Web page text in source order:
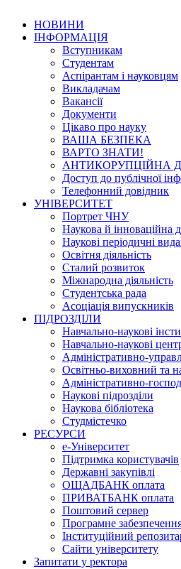
НОВИНИ
ІНФОРМАЦІЯ
Вступникам
Студентам
Аспірантам і науковцям
Викладачам
Вакансії
Документи
Цікаво про науку
ВАША БЕЗПЕКА
ВАРТО ЗНАТИ!
АНТИКОРУПЦІЙНА
Доступ до публічної
Телефонний довідник
УНІВЕРСИТЕТ
Портрет ЧНУ
Наукова й інноваційна
Наукові періодичні
Освітня діяльність
Сталий розвиток
Міжнародна діяльність
Студентська рада
Асоціація випускників
ПІДРОЗДІЛИ
Навчально-наукові
Навчально-наукові
Адміністративно-
Освітньо-виховний та
Адміністративно-
Наукові підрозділи
Наукова бібліотека
Студмістечко
РЕСУРСИ
е-Університет
Підтримка користувачів
Державні закупівлі
ОЩАДБАНК оплата
ПРИВАТБАНК оплата
Поштовий сервер
Програмне
Інституційний
Сайти університету
Запитати у ректора